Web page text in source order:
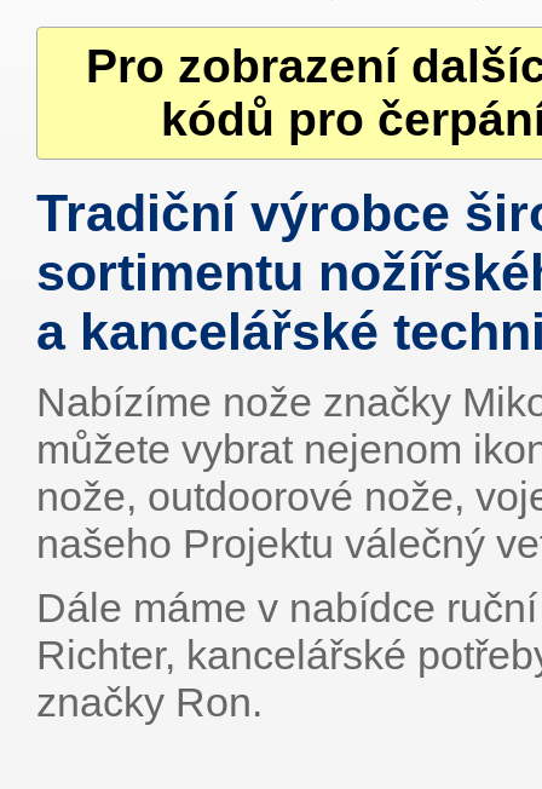
Pro zobrazení
kódů pro
Tradiční výrobce
sortimentu
a kancelářské
Nabízíme nože značky
můžete vybrat nejenom
nože, outdoorové nože,
našeho Projektu válečný
Dále máme v nabídce
Richter, kancelářské
značky Ron.